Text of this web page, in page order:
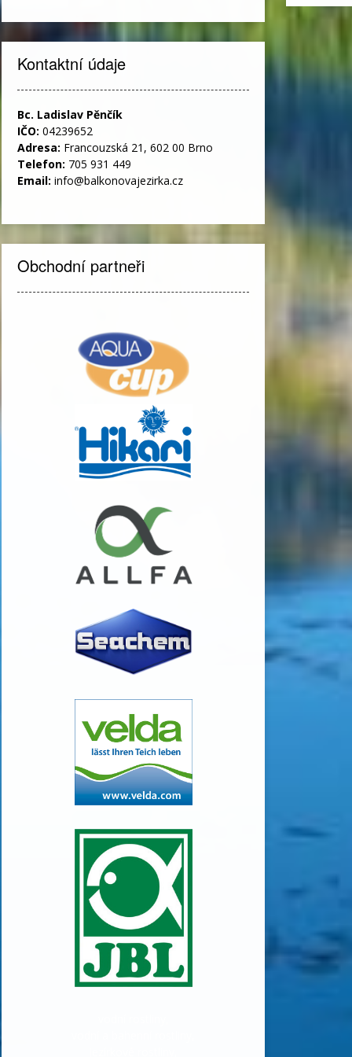
Kontaktní údaje
Bc. Ladislav Pěnčík
IČO: 04239652
Adresa: Francouzská 21, 602 00 Brno
Telefon: 705 931 449
Email: info@balkonovajezirka.cz
Obchodní partneři